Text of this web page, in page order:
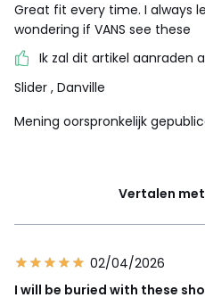
Great fit every time. I always
wondering if VANS see these
Ik zal dit artikel aanraden
Slider , Danville
Mening oorspronkelijk
Vertalen
02/04/2026
I will be buried with these